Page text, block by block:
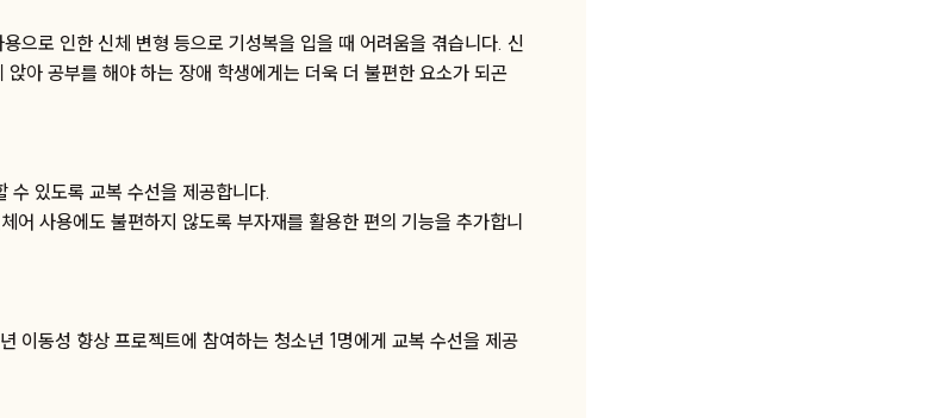
으로 인한 신체 변형 등으로 기성복을 입을 때 어려움을 겪습니다. 신
아 공부를 해야 하는 장애 학생에게는 더욱 더 불편한 요소가 되곤
있도록 교복 수선을 제공합니다.
사용에도 불편하지 않도록 부자재를 활용한 편의 기능을 추가합니
이동성 향상 프로젝트에 참여하는 청소년 1명에게 교복 수선을 제공